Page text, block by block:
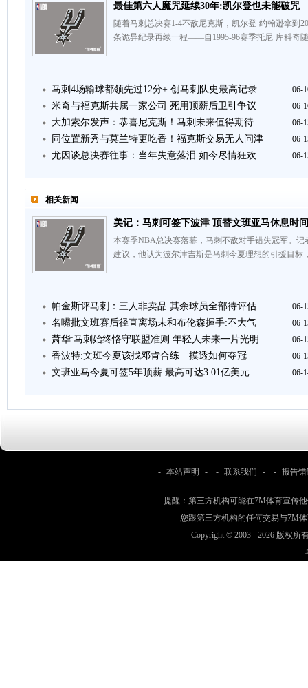
最佳第六人魔咒延续30年:凯尔登也未能破咒
随着马刺总决赛1-4不敌尼克斯，凯尔登·约翰逊拿到
条诡异纪录再续一程——自1995-96赛季托尼·库科奇
马刺4场输球都领先过12分+ 创马刺队史最高记录 06-
米奇与福克斯共属一家公司 死用顶薪后卫引争议 06-
大加索尔发声：恭喜尼克斯！马刺未来值得期待 06-
同位置新秀与莫兰特更吃香！福克斯交易无人问津 06-
尤因谈总决赛往事：当年失意落泪 如今尽情狂欢 06-
相关新闻
美记：马刺可签下波津 顶替文班亚马休息时间
本赛季NBA总决赛落幕，马刺不敌对手错失冠军。记
建议，他认为波尔津吉斯是马刺今夏理想的引援目
帕金斯评马刺：三人非卖品 其余球员全部待评估 06-
名嘴批文班赛后径直离场未和布伦森握手:不大气 06-
萧华:马刺始终恪守联盟准则 年轻人未来一片光明 06-
香波特:文班今夏该找邓肯合练 摸透如何夺冠 06-
文班亚马今夏可签5年顶薪 最高可达3.01亿美元 06-
- 本站声明 - - 联系我们 - - 报告
提醒：第三方机构可能在7M体育宣传
您跟第三方机构的任何交易与7M
Copyright © 2003 - 2026 版权所